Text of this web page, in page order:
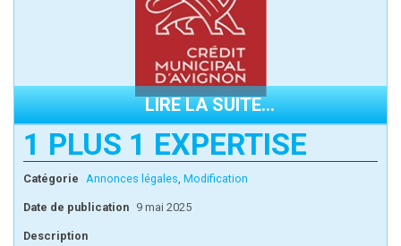
LIRE LA SUITE...
1 PLUS 1 EXPERTISE
Catégorie Annonces légales, Modification
Date de publication 9 mai 2025
Description